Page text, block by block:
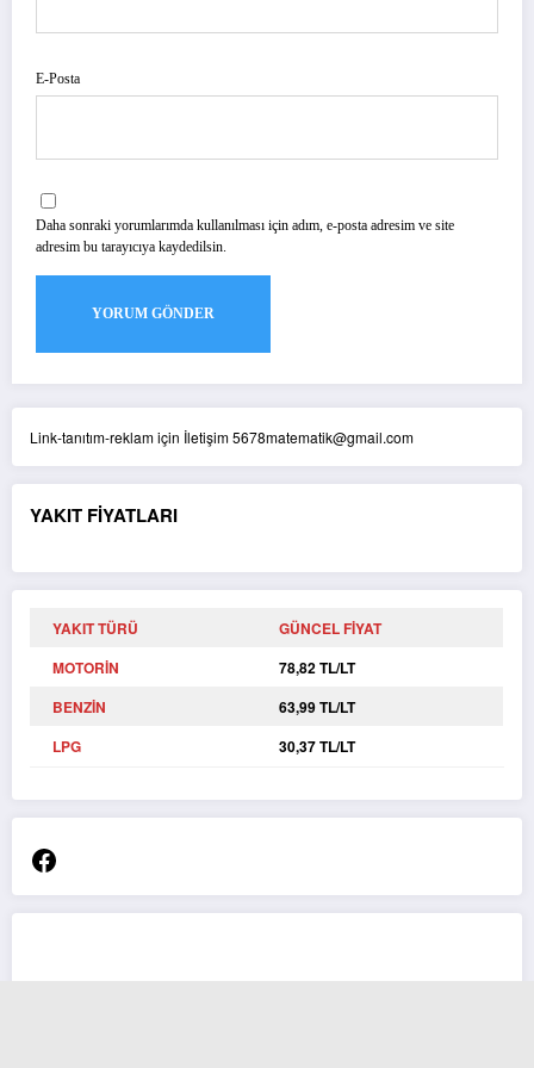
E-Posta
Daha sonraki yorumlarımda kullanılması için adım, e-posta adresim ve site
adresim bu tarayıcıya kaydedilsin.
Link-tanıtım-reklam için İletişim 5678matematik@gmail.com
YAKIT FİYATLARI
YAKIT TÜRÜ
GÜNCEL FİYAT
MOTORİN
78,82 TL/LT
BENZİN
63,99 TL/LT
LPG
30,37 TL/LT
Facebook